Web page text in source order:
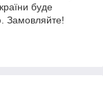
буде
Замовляйте!